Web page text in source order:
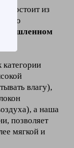
- состоит из
категории
влагу),
а наша
позволяет
мягкой и